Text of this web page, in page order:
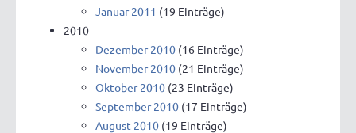
Januar 2011 (19 Einträge)
2010
Dezember 2010 (16 Einträge)
November 2010 (21 Einträge)
Oktober 2010 (23 Einträge)
September 2010 (17 Einträge)
August 2010 (19 Einträge)